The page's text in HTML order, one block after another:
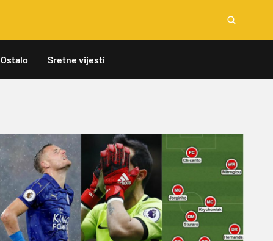
Ostalo Sretne vijesti